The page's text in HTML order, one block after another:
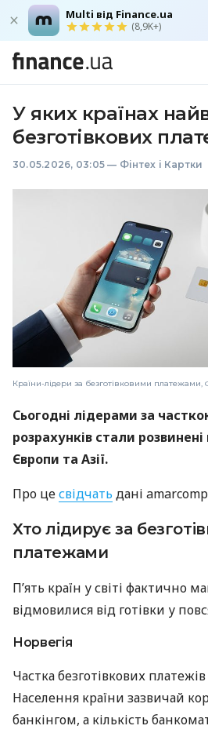
Multi від Finance.ua
(8,9K+)
У яких країнах
безготівкових
30.05.2026, 03:05 — Фінтех і Картки
Країни-лідери за безготівковими платежами,
Сьогодні лідерами за
розрахунків стали розвинені
Європи та Азії.
Про цесвідчать дані
Хто лідирує за
платежами
П’ять країн у світі фактично
відмовилися від готівки у
Норвегія
Частка безготівкових
Населення країни зазвичай
банкінгом, а кількість